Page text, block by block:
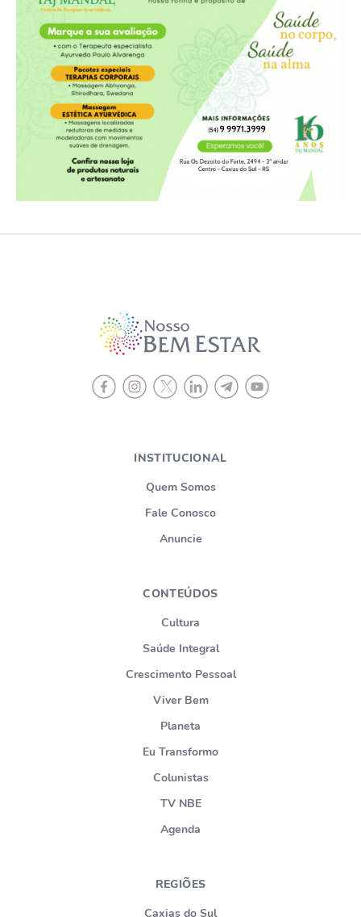
INSTITUCIONAL
Quem Somos
Fale Conosco
Anuncie
CONTEÚDOS
Cultura
Saúde Integral
Crescimento Pessoal
Viver Bem
Planeta
Eu Transformo
Colunistas
TV NBE
Agenda
REGIÕES
Caxias do Sul